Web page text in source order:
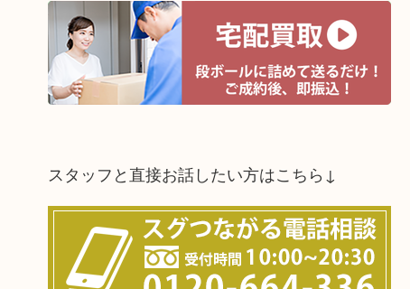
スタッフと直接お話したい方はこちら↓